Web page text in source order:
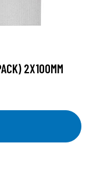
2X100MM